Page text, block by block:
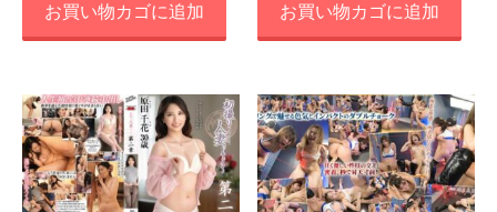
お買い物カゴに追加 お買い物カゴに追加